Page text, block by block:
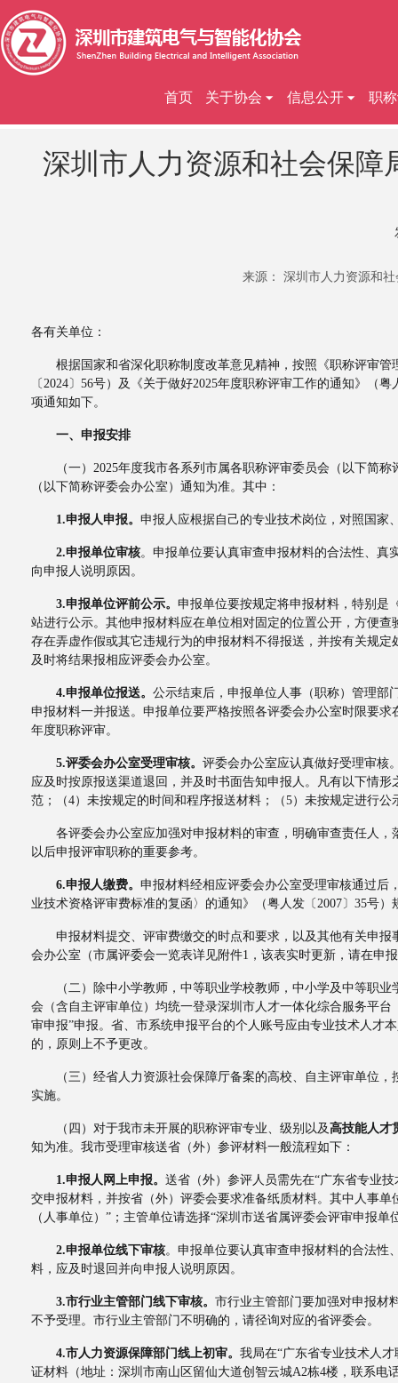
首页 关于协会 信息公开 职
深圳市人力资源和社会保障
来源： 深圳市人力资源和
各有关单位：
根据国家和省深化职称制度改革意见精神，按照《职称评审管
〔2024〕56号）及《关于做好2025年度职称评审工作的通知》（
项通知如下。
一、申报安排
（一）2025年度我市各系列市属各职称评审委员会（以下简称
（以下简称评委会办公室）通知为准。其中：
1.申报人申报。 申报人应根据自己的专业技术岗位，对照国家
2.申报单位审核。申报单位要认真审查申报材料的合法性、真
向申报人说明原因。
3.申报单位评前公示。 申报单位要按规定将申报材料，特别是
站进行公示。其他申报材料应在单位相对固定的位置公开，方便
存在弄虚作假或其它违规行为的申报材料不得报送，并按有关规
及时将结果报相应评委会办公室。
4.申报单位报送。 公示结束后，申报单位人事（职称）管理部
申报材料一并报送。申报单位要严格按照各评委会办公室时限要
年度职称评审。
5.评委会办公室受理审核。 评委会办公室应认真做好受理审核
应及时按原报送渠道退回，并及时书面告知申报人。凡有以下情
范；（4）未按规定的时间和程序报送材料；（5）未按规定进行
各评委会办公室应加强对申报材料的审查，明确审查责任人，
以后申报评审职称的重要参考。
6.申报人缴费。 申报材料经相应评委会办公室受理审核通过后
业技术资格评审费标准的复函〉的通知》（粤人发〔2007〕35号）
申报材料提交、评审费缴交的时点和要求，以及其他有关申报
会办公室（市属评委会一览表详见附件1，该表实时更新，请在申
（二）除中小学教师，中等职业学校教师，中小学及中等职业
会（含自主评审单位）均统一登录深圳市人才一体化综合服务平台
审申报”申报。省、市系统申报平台的个人账号应由专业技术人才
的，原则上不予更改。
（三）经省人力资源社会保障厅备案的高校、自主评审单位，
实施。
（四）对于我市未开展的职称评审专业、级别以及高技能人才
知为准。我市受理审核送省（外）参评材料一般流程如下：
1.申报人网上申报。 送省（外）参评人员需先在“广东省专业技
交申报材料，并按省（外）评委会要求准备纸质材料。其中人事
（人事单位）”；主管单位请选择“深圳市送省属评委会评审申报单
2.申报单位线下审核。申报单位要认真审查申报材料的合法性
料，应及时退回并向申报人说明原因。
3.市行业主管部门线下审核。 市行业主管部门要加强对申报材
不予受理。市行业主管部门不明确的，请径询对应的省评委会。
4.市人力资源保障部门线上初审。 我局在“广东省专业技术人
证材料（地址：深圳市南山区留仙大道创智云城A2栋4楼，联系电